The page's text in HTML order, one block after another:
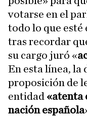
votarse en el
todo lo que esté
tras recordar
su cargo juró «
En esta línea, la
proposición de
entidad «atenta
nación española